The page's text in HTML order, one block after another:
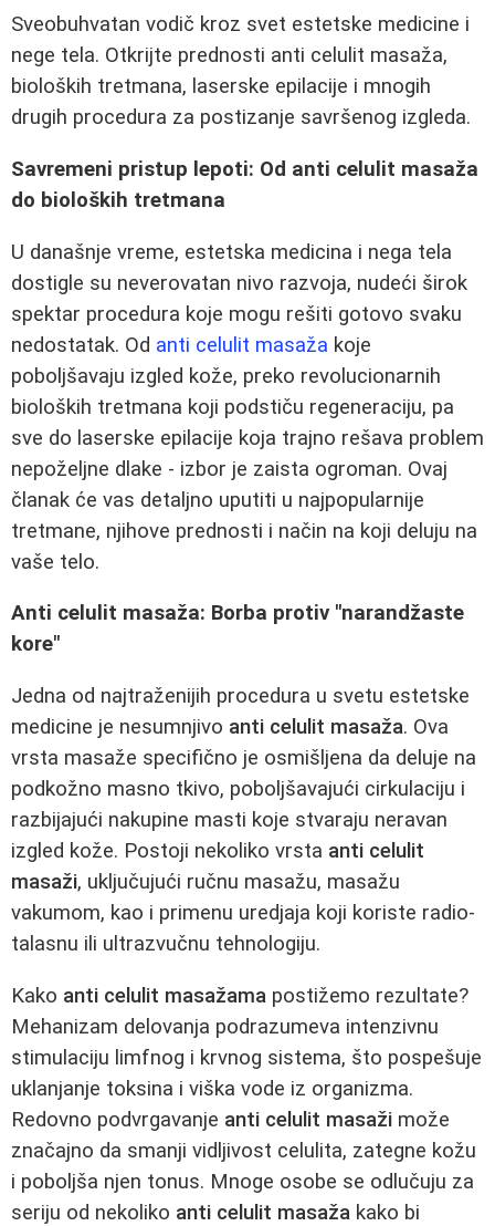
Sveobuhvatan vodič kroz svet estetske medicine i
negе tela. Otkrijte prednosti anti celulit masaža,
bioloških tretmana, laserske epilacije i mnogih
drugih procedura za postizanje savršenog izgleda.
Savremeni pristup lepoti: Od anti celulit masaža
do bioloških tretmana
U današnje vreme, estetska medicina i negа tela
dostigle su neverovatan nivo razvoja, nudeći širok
spektar procedura koje mogu rešiti gotovo svaku
nedostatak. Od anti celulit masaža koje
poboljšavaju izgled kože, preko revolucionarnih
bioloških tretmana koji podstiču regeneraciju, pa
sve do laserske epilacije koja trajno rešava problem
nepoželjne dlake - izbor je zaista ogroman. Ovaj
članak će vas detaljno uputiti u najpopularnije
tretmane, njihove prednosti i način na koji deluju na
vaše telo.
Anti celulit masaža: Borba protiv "narandžaste
kore"
Jedna od najtraženijih procedura u svetu estetske
medicine je nesumnjivo anti celulit masaža. Ova
vrsta masaže specifično je osmišljena da deluje na
podkožno masno tkivo, poboljšavajući cirkulaciju i
razbijajući nakupine masti koje stvaraju neravan
izgled kože. Postoji nekoliko vrsta anti celulit
masaži, uključujući ručnu masažu, masažu
vakumom, kao i primenu uredjаja koji koriste radio-
talasnu ili ultrazvučnu tehnologiju.
Kako anti celulit masažama postižemo rezultate?
Mehanizam delovanja podrazumeva intenzivnu
stimulaciju limfnog i krvnog sistema, što pospešuje
uklanjanje toksina i viška vode iz organizma.
Redovno podvrgavanje anti celulit masaži može
značajno da smanji vidljivost celulita, zategne kožu
i poboljša njen tonus. Mnoge osobe se odlučuju za
seriju od nekoliko anti celulit masaža kako bi